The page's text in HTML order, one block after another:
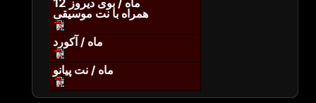
ماه / بوی دیروز 12
همراه با نت موسیقی
ماه / آکورد
ماه / نت پیانو